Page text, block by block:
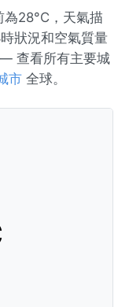
28°C，天氣描
狀況和空氣質量
— 查看所有主要城
市 全球。